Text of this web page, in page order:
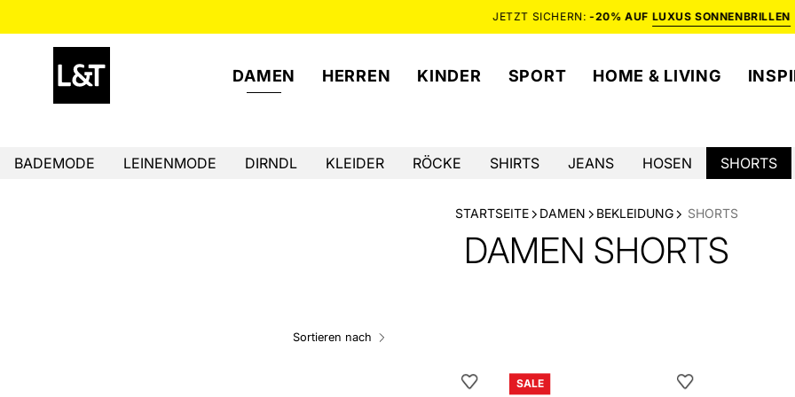
überspringen
JETZT SICHERN:-20% AUFLUXUS SONNENBRILLEN
DAMEN HERREN KINDER SPORT HOME & LIVING
BADEMODE LEINENMODE DIRNDL KLEIDER RÖCKE SHIRTS JEANS HOSEN SHORTS
STARTSEITE DAMEN BEKLEIDUNG SHORTS
DAMEN SHORTS
Sortieren nach
Jeansshorts
SALE